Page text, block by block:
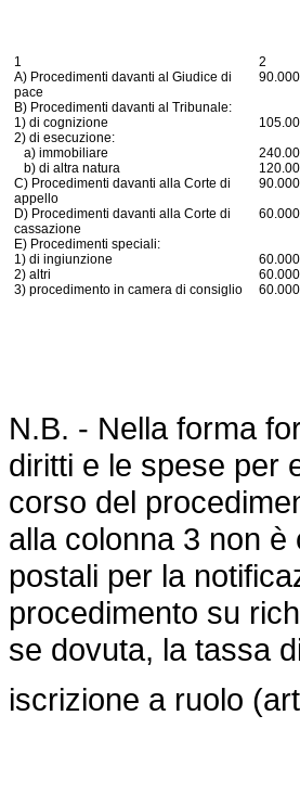
1
2
A) Procedimenti davanti al Giudice di
pace
90.000
B) Procedimenti davanti al Tribunale:
1) di cognizione
2) di esecuzione:
a) immobiliare
b) di altra natura
C) Procedimenti davanti alla Corte di
appello
90.000
D) Procedimenti davanti alla Corte di
cassazione
60.000
E) Procedimenti speciali:
1) di ingiunzione
60.000
2) altri
60.000
3) procedimento in camera di consiglio
60.000
N.B. - Nella forma
diritti e le spese per
corso del
alla colonna 3 non
postali per la
procedimento su
se dovuta, la tassa
iscrizione a ruolo